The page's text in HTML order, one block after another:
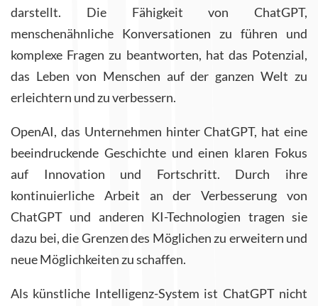
darstellt. Die Fähigkeit von ChatGPT,
menschenähnliche Konversationen zu führen und
komplexe Fragen zu beantworten, hat das Potenzial,
das Leben von Menschen auf der ganzen Welt zu
erleichtern und zu verbessern.
OpenAI, das Unternehmen hinter ChatGPT, hat eine
beeindruckende Geschichte und einen klaren Fokus
auf Innovation und Fortschritt. Durch ihre
kontinuierliche Arbeit an der Verbesserung von
ChatGPT und anderen KI-Technologien tragen sie
dazu bei, die Grenzen des Möglichen zu erweitern und
neue Möglichkeiten zu schaffen.
Als künstliche Intelligenz-System ist ChatGPT nicht